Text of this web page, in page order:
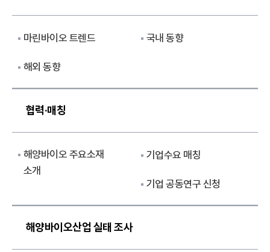
마린바이오 트렌드 국내 동향
해외 동향
협력·매칭
해양바이오 주요소재
소개
기업수요 매칭
기업 공동연구 신청
해양바이오산업 실태 조사